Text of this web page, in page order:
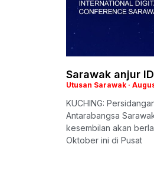
Sarawak anjur
Utusan Sarawak
KUCHING:
Antarabangsa
kesembilan akan
Oktober ini di Pusat